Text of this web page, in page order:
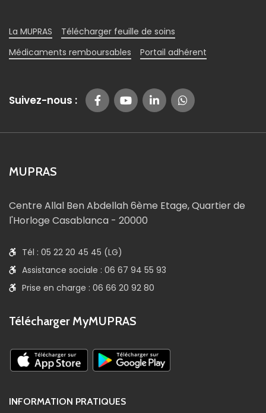
La MUPRAS
Télécharger feuille de soins
Médicaments remboursables
Portail adhérent
Suivez-nous :
MUPRAS
Centre Allal Ben Abdellah 6ème Etage, Quartier de
l'Horloge Casablanca - 20000
Tél : 05 22 20 45 45 (LG)
Assistance sociale : 06 67 94 55 93
Prise en charge : 06 66 20 92 80
Télécharger MyMUPRAS
INFORMATION PRATIQUES